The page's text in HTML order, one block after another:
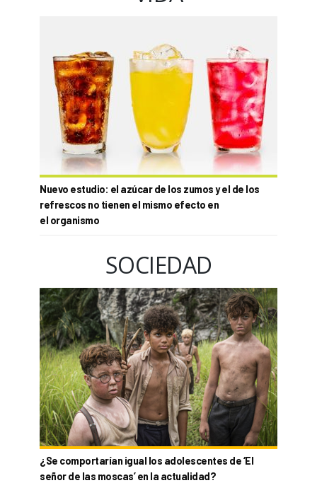
Nuevo estudio: el azúcar de los zumos y el de los
refrescos no tienen el mismo efecto en
el organismo
SOCIEDAD
¿Se comportarían igual los adolescentes de ‘El
señor de las moscas’ en la actualidad?